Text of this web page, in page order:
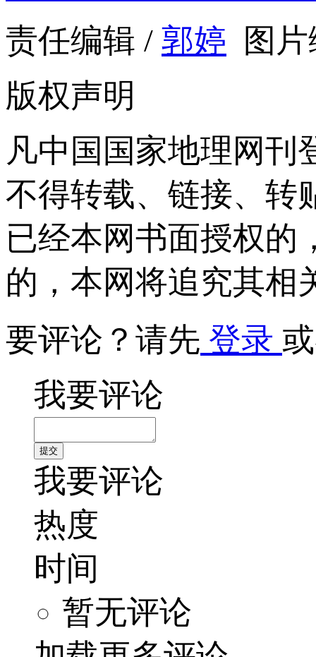
责任编辑 / 郭婷 图
版权声明
凡中国国家地理网刊
不得转载、链接、转
已经本网书面授权的
的，本网将追究其相
要评论？请先 登录
我要评论
我要评论
热度
时间
暂无评论